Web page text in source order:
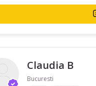
Claudia B
Bucuresti